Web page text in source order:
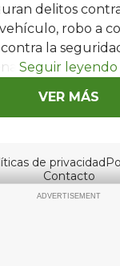
delitos
robo a
la
VER MÁS
de privacidad
Contacto